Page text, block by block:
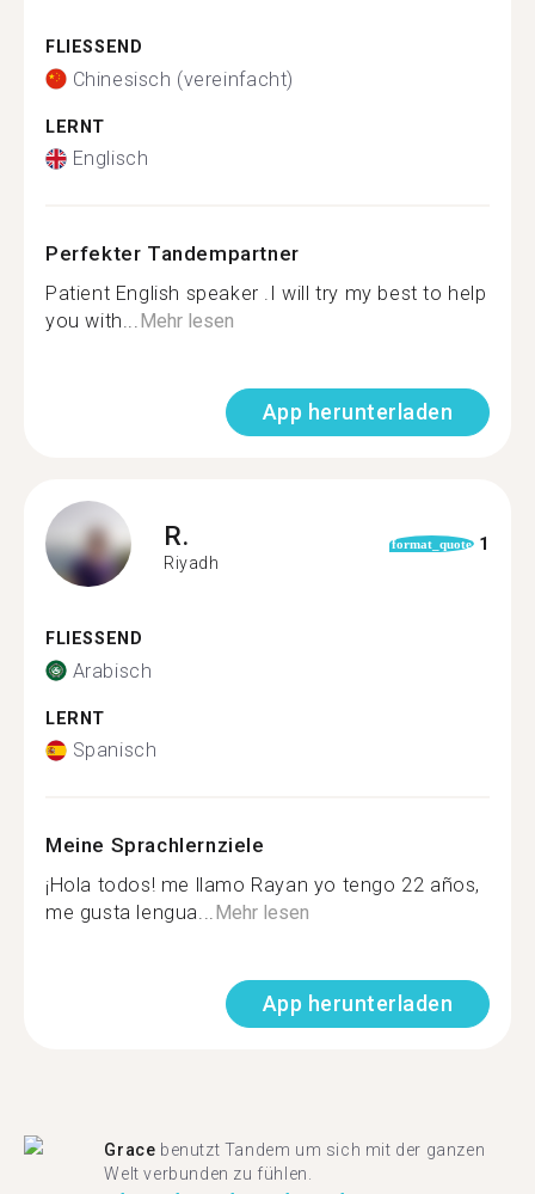
FLIESSEND
Chinesisch (vereinfacht)
LERNT
Englisch
Perfekter Tandempartner
Patient English speaker .I will try my best to help
you with...Mehr lesen
App herunterladen
R.
Riyadh
format_quote 1
FLIESSEND
Arabisch
LERNT
Spanisch
Meine Sprachlernziele
¡Hola todos! me llamo Rayan yo tengo 22 años,
me gusta lengua...Mehr lesen
App herunterladen
Grace benutzt Tandem um sich mit der ganzen
Welt verbunden zu fühlen.